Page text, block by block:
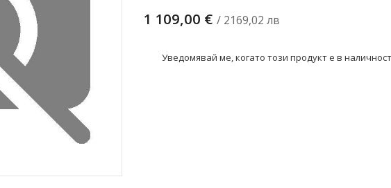
1 109,00 € / 2169,02 лв
Уведомявай ме, когато този продукт е в наличност